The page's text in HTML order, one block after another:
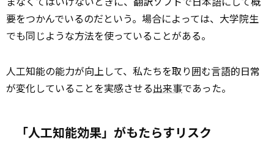
要をつかんでいるのだという。場合によっては、大学院生
でも同じような方法を使っていることがある。
人工知能の能力が向上して、私たちを取り囲む言語的日常
が変化していることを実感させる出来事であった。
「人工知能効果」がもたらすリスク